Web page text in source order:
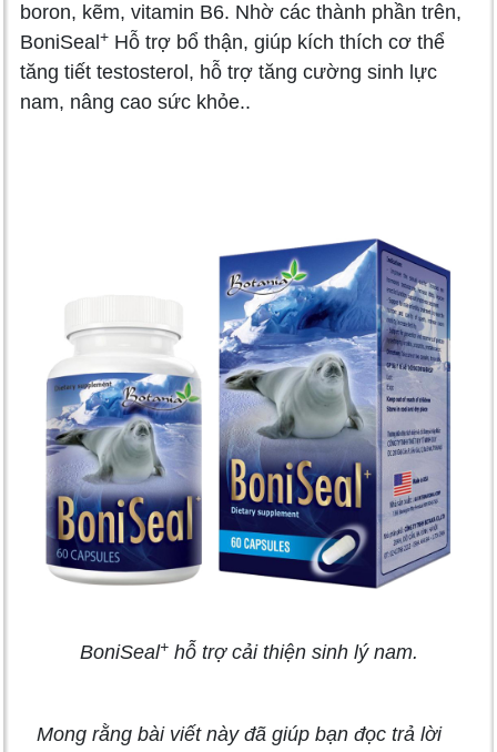
boron, kẽm, vitamin B6. Nhờ các thành phần trên,
BoniSeal + Hỗ trợ bổ thận, giúp kích thích cơ thể
tăng tiết testosterol, hỗ trợ tăng cường sinh lực
nam, nâng cao sức khỏe..
BoniSeal+hỗ trợ cải thiện sinh lý nam.
Mong rằng bài viết này đã giúp bạn đọc trả lời